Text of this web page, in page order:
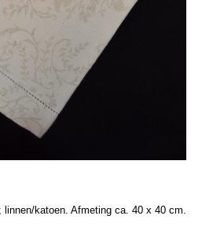
linnen/katoen. Afmeting ca. 40 x 40 cm.